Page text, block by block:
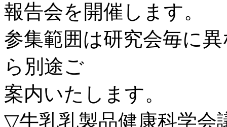
報告会を開催します。
参集範囲は研究会毎に
ら別途ご
案内いたします。
▽牛乳乳製品健康科学